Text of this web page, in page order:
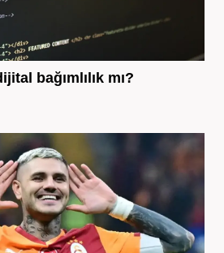
bağımlılık mı?